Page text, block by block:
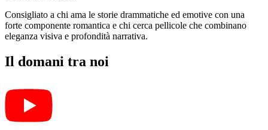
Consigliato a chi ama le storie drammatiche ed emotive con una
forte componente romantica e chi cerca pellicole che combinano
eleganza visiva e profondità narrativa.
Il domani tra noi